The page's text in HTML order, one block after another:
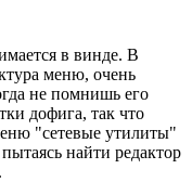
в винде. В
меню, очень
не помнишь его
дофига, так что
"сетевые утилиты"
найти редактор